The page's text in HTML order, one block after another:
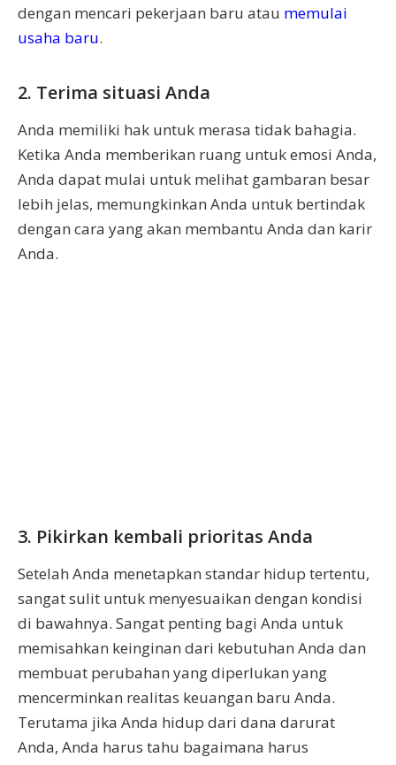
dengan mencari pekerjaan baru atau memulai
usaha baru.
2. Terima situasi Anda
Anda memiliki hak untuk merasa tidak bahagia.
Ketika Anda memberikan ruang untuk emosi Anda,
Anda dapat mulai untuk melihat gambaran besar
lebih jelas, memungkinkan Anda untuk bertindak
dengan cara yang akan membantu Anda dan karir
Anda.
3. Pikirkan kembali prioritas Anda
Setelah Anda menetapkan standar hidup tertentu,
sangat sulit untuk menyesuaikan dengan kondisi
di bawahnya. Sangat penting bagi Anda untuk
memisahkan keinginan dari kebutuhan Anda dan
membuat perubahan yang diperlukan yang
mencerminkan realitas keuangan baru Anda.
Terutama jika Anda hidup dari dana darurat
Anda, Anda harus tahu bagaimana harus